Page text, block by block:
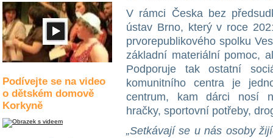
Podívejte se na video
o dětském domově
Korkyně
V rámci Česka bez
ústav Brno, který v roce
prvorepublikového spolku
základní materiální pomoc,
Podporuje tak ostatní
komunitního centra je
centrum, kam dárci nosí
hračky, sportovní potřeby,
„Setkávají se u nás osoby